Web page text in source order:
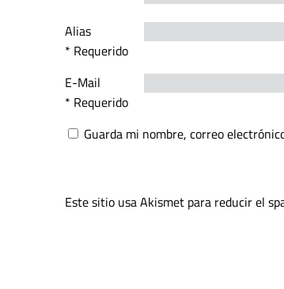
Alias
* Requerido
E-Mail
* Requerido
Guarda mi nombre, correo
Este sitio usa Akismet para reducir el